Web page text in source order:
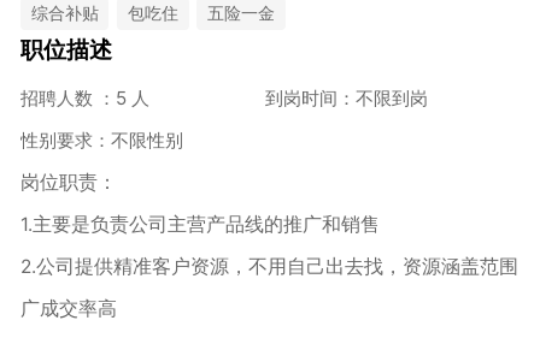
综合补贴 包吃住 五险一金
职位描述
招聘人数 ：5 人
到岗时间：不限到岗
性别要求：不限性别
岗位职责：
1.主要是负责公司主营产品线的推广和销售
2.公司提供精准客户资源，不用自己出去找，资源涵盖范围
广成交率高